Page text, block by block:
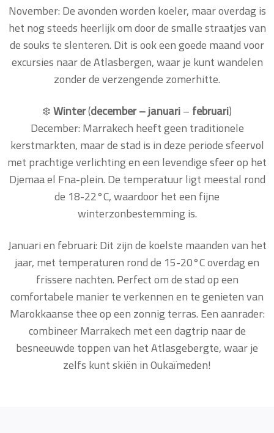
November: De avonden worden koeler, maar overdag is
het nog steeds heerlijk om door de smalle straatjes van
de souks te slenteren. Dit is ook een goede maand voor
excursies naar de Atlasbergen, waar je kunt wandelen
zonder de verzengende zomerhitte.
❄️Winter(december – januari–februari)
December: Marrakech heeft geen traditionele
kerstmarkten, maar de stad is in deze periode sfeervol
met prachtige verlichting en een levendige sfeer op het
Djemaa el Fna-plein. De temperatuur ligt meestal rond
de 18-22°C, waardoor het een fijne
winterzonbestemming is.
Januari en februari: Dit zijn de koelste maanden van het
jaar, met temperaturen rond de 15-20°C overdag en
frissere nachten. Perfect om de stad op een
comfortabele manier te verkennen en te genieten van
Marokkaanse thee op een zonnig terras. Een aanrader:
combineer Marrakech met een dagtrip naar de
besneeuwde toppen van het Atlasgebergte, waar je
zelfs kunt skiën in Oukaïmeden!